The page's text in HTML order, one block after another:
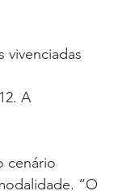
vivenciadas
A
“O